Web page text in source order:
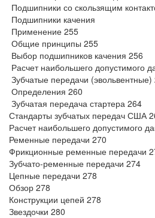
Подшипники со скользящим
Подшипники качения
Применение 255
Общие принципы 255
Выбор подшипников качения 256
Расчет наибольшего допустимого
Зубчатые передачи (эвольвентные)
Определения 260
Зубчатая передача стартера 264
Стандарты зубчатых передач США
Расчет наибольшего допустимого
Ременные передачи 270
Фрикционные ременные передачи
Зубчато-ременные передачи 274
Цепные передачи 278
Обзор 278
Конструкции цепей 278
Звездочки 280